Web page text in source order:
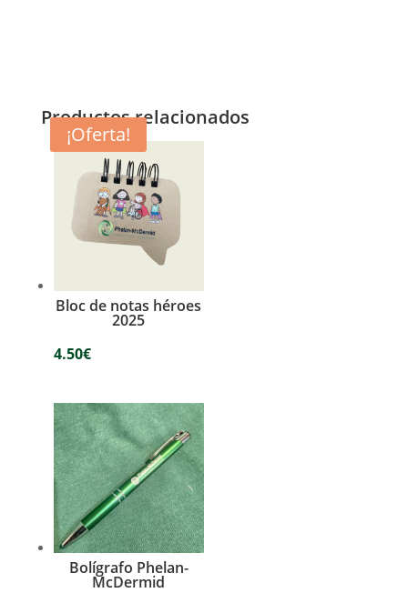
Productos relacionados
Bloc de notas héroes
2025
4.50€
Bolígrafo Phelan-
McDermid
¡Oferta!